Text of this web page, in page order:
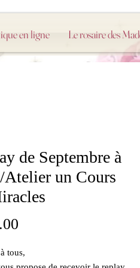
en ligne Le rosaire des
de Septembre à
Atelier un Cours
tous,